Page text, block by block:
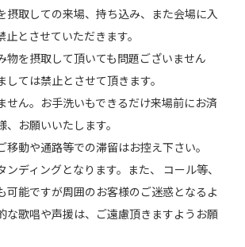
取しての来場、持ち込み、また会場に入
とさせていただきます。
を摂取して頂いても問題ございません
ては禁止とさせて頂きます。
ん。お手洗いもできるだけ来場前にお済
お願いいたします。
動や通路等での滞留はお控え下さい。
ディングとなります。また、 コール等、
可能ですが周囲のお客様のご迷惑となるよ
な歌唱や声援は、ご遠慮頂きますようお願